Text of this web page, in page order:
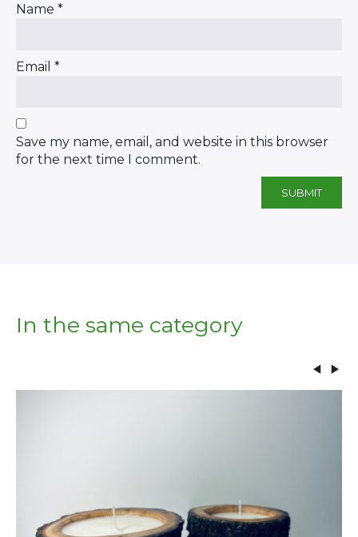
Name *
Email *
Save my name, email, and website in this browser
for the next time I comment.
In the same category